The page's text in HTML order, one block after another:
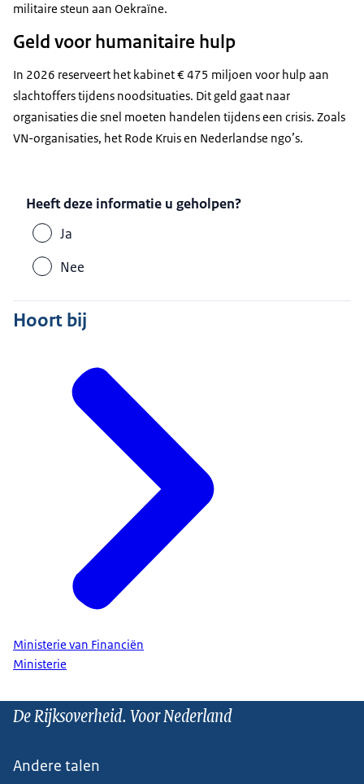
militaire steun aan Oekraïne.
Geld voor humanitaire hulp
In 2026 reserveert het kabinet € 475 miljoen voor hulp aan
slachtoffers tijdens noodsituaties. Dit geld gaat naar
organisaties die snel moeten handelen tijdens een crisis. Zoals
VN-organisaties, het Rode Kruis en Nederlandse ngo’s.
Heeft deze informatie u geholpen?
Ja
Nee
Hoort bij
Ministerie van Financiën
Ministerie
De Rijksoverheid. Voor Nederland
Andere talen